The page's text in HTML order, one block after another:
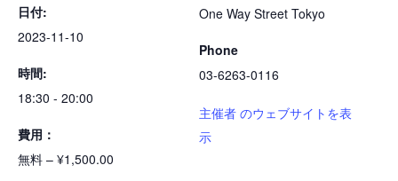
日付:
2023-11-10
時間:
18:30 - 20:00
費用：
無料 – ¥1,500.00
One Way Street Tokyo
Phone
03-6263-0116
主催者 のウェブサイトを表
示